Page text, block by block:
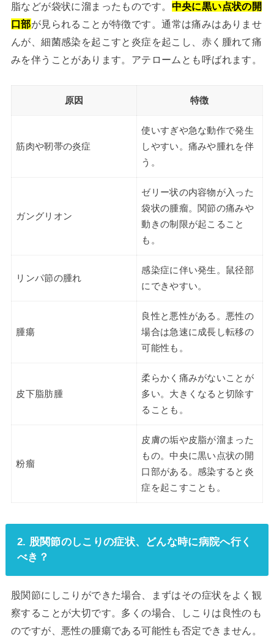
脂などが袋状に溜まったものです。 中央に黒い点状の開
口部が見られることが特徴です。通常は痛みはありませ
んが、細菌感染を起こすと炎症を起こし、赤く腫れて痛
みを伴うことがあります。アテロームとも呼ばれます。
原因 特徴
筋肉や靭帯の炎症
使いすぎや急な動作で発生
しやすい。痛みや腫れを伴
う。
ガングリオン
ゼリー状の内容物が入った
袋状の腫瘤。関節の痛みや
動きの制限が起こること
も。
リンパ節の腫れ
感染症に伴い発生。鼠径部
にできやすい。
腫瘍
良性と悪性がある。悪性の
場合は急速に成長し転移の
可能性も。
皮下脂肪腫
柔らかく痛みがないことが
多い。大きくなると切除す
ることも。
粉瘤
皮膚の垢や皮脂が溜まった
もの。中央に黒い点状の開
口部がある。感染すると炎
症を起こすことも。
2. 股関節のしこりの症状、どんな時に病院へ行く
べき？
股関節にしこりができた場合、まずはその症状をよく観
察することが大切です。多くの場合、しこりは良性のも
のですが、悪性の腫瘍である可能性も否定できません。